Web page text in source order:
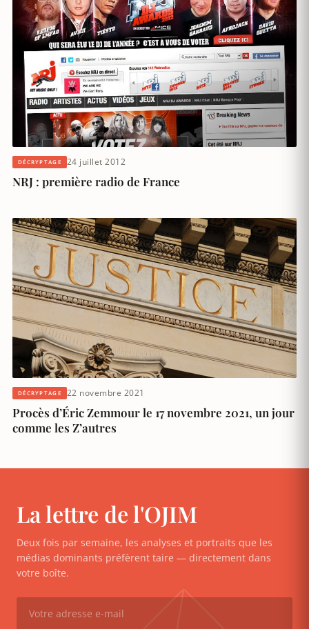
DÉCRYPTAGE 24 juillet 2012
NRJ : première radio de France
DÉCRYPTAGE 22 novembre 2021
Procès d’Éric Zemmour le 17 novembre 2021, un jour
comme les Z’autres
La lettre de l'OJIM
Deux fois par semaine, les analyses et portraits que les
médias dominants préfèrent taire — directement dans
votre boîte.